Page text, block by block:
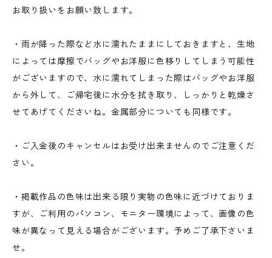
お取り扱いをお願い致します。
・雨が降った際など水に濡れたままにしておきますと、生地
によっては摩擦でバッグやお洋服に色移りしてしまう可能性
がございますので、水に濡れてしまった際はバッグやお洋服
から外して、ご帰宅後に水分を拭き取り、しっかりと乾燥さ
せてあげてくださいね。金属部分についても同様です。
・ご入金後のキャンセルはお受け出来ませんのでご注意くだ
さい。
・掲載作品の色味は出来る限り実物の色味に近づけておりま
すが、ご利用のパソコン、モニター環境によって、画像の色
味が異なって見える場合がございます。予めご了承下さいま
せ。